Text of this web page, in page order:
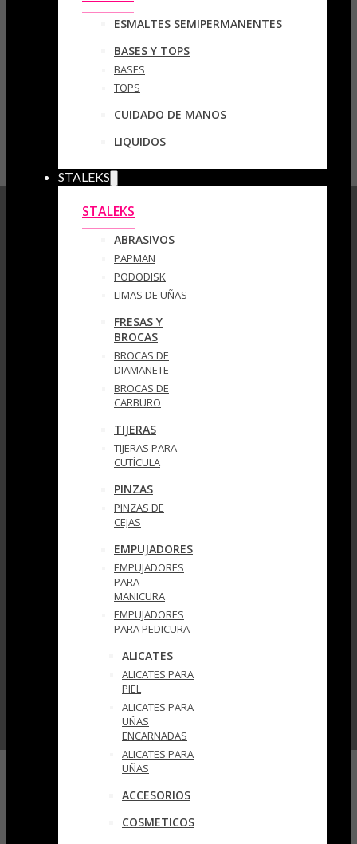
ESMALTES SEMIPERMANENTES
BASES Y TOPS
BASES
TOPS
CUIDADO DE MANOS
LIQUIDOS
STALEKS
STALEKS
ABRASIVOS
PAPMAN
PODODISK
LIMAS DE UÑAS
FRESAS Y
BROCAS
BROCAS DE
DIAMANETE
BROCAS DE
CARBURO
TIJERAS
TIJERAS PARA
CUTÍCULA
PINZAS
PINZAS DE
CEJAS
EMPUJADORES
EMPUJADORES
PARA
MANICURA
EMPUJADORES
PARA PEDICURA
ALICATES
ALICATES PARA
PIEL
ALICATES PARA
UÑAS
ENCARNADAS
ALICATES PARA
UÑAS
ACCESORIOS
COSMETICOS